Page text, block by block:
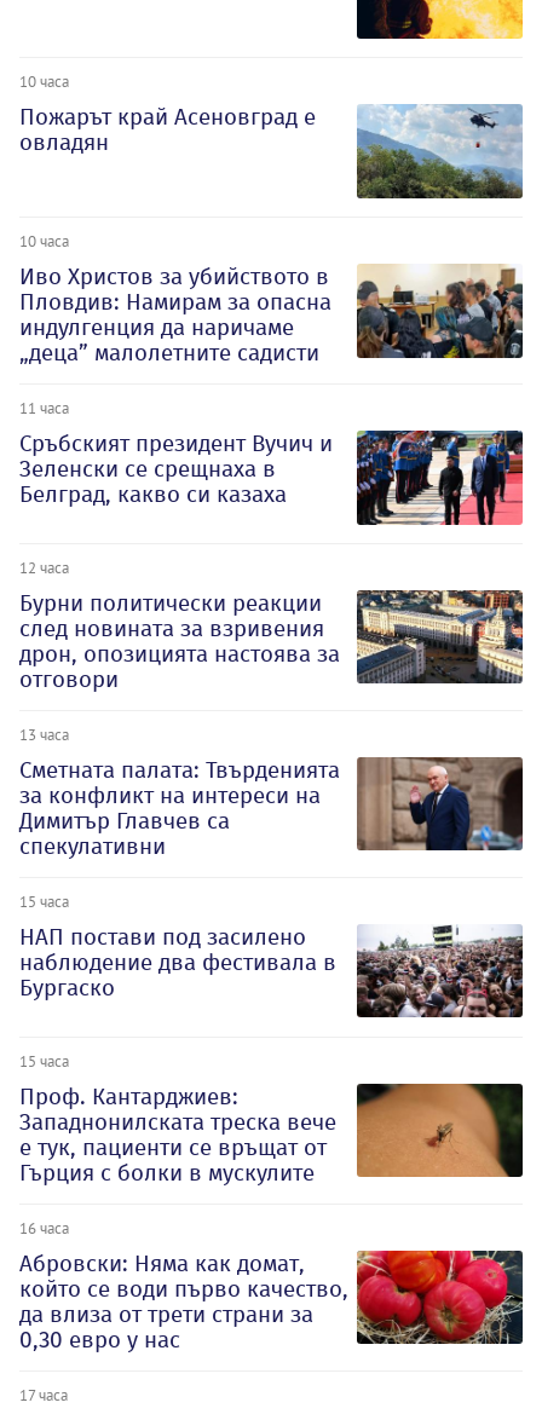
10 часа
Пожарът край Асеновград е
овладян
10 часа
Иво Христов за убийството в
Пловдив: Намирам за опасна
индулгенция да наричаме
„деца” малолетните садисти
11 часа
Сръбският президент Вучич и
Зеленски се срещнаха в
Белград, какво си казаха
12 часа
Бурни политически реакции
след новината за взривения
дрон, опозицията настоява за
отговори
13 часа
Сметната палата: Твърденията
за конфликт на интереси на
Димитър Главчев са
спекулативни
15 часа
НАП постави под засилено
наблюдение два фестивала в
Бургаско
15 часа
Проф. Кантарджиев:
Западнонилската треска вече
е тук, пациенти се връщат от
Гърция с болки в мускулите
16 часа
Абровски: Няма как домат,
който се води първо качество,
да влиза от трети страни за
0,30 евро у нас
17 часа